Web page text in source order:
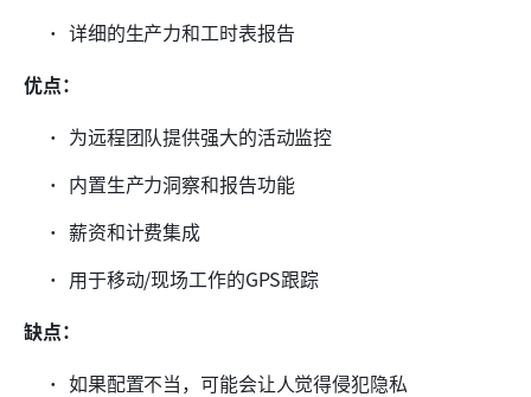
详细的生产力和工时表报告
优点：
为远程团队提供强大的活动监控
内置生产力洞察和报告功能
薪资和计费集成
用于移动/现场工作的GPS跟踪
缺点：
如果配置不当，可能会让人觉得侵犯隐私